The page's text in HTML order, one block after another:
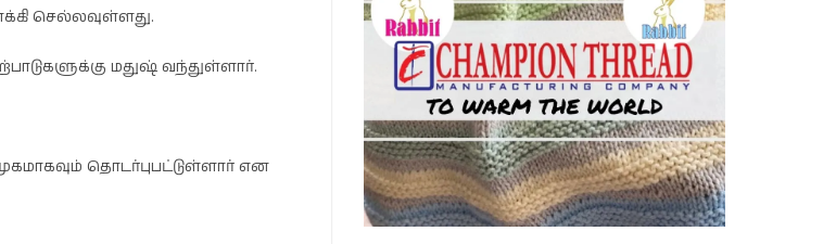
செல்லவுள்ளது.
மதுஷ் வந்துள்ளார்.
தொடர்புபட்டுள்ளார் என